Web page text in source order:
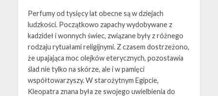
Perfumy od tysięcy lat obecne są w dziejach
ludzkości. Początkowo zapachy wydobywane z
kadzideł i wonnych świec, związane były z różnego
rodzaju rytuałami religijnymi. Z czasem dostrzeżono,
że upajająca moc olejków eterycznych, pozostawia
ślad nie tylko na skórze, ale i w pamięci
współtowarzyszy. W starożytnym Egipcie,
Kleopatra znana była ze swojego uwielbienia do